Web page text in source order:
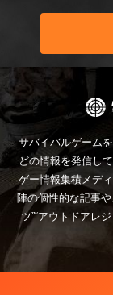
サバイバルゲーム
どの情報を発信し
ゲー情報集積メデ
陣の個性的な記事
ツ”“アウトドアレ